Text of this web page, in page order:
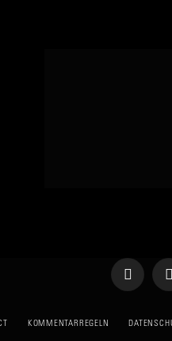
Telegram
KOMMENTARREGELN